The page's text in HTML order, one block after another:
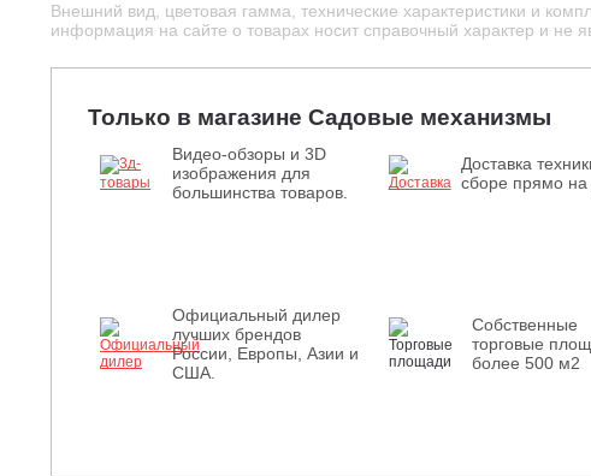
Внешний вид, цветовая гамма, технические характеристики и
информация на сайте о товарах носит справочный характер и не
Только в магазине Садовые механизмы
Видео-обзоры и 3D
изображения для
большинства товаров.
Доставка
сборе прямо на
Официальный дилер
лучших брендов
России, Европы, Азии и
США.
Собственные
торговые
более 500 м2